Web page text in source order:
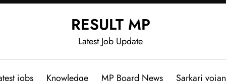
RESULT MP
Latest Job Update
jobs Knowledge MP Board News Sarkari